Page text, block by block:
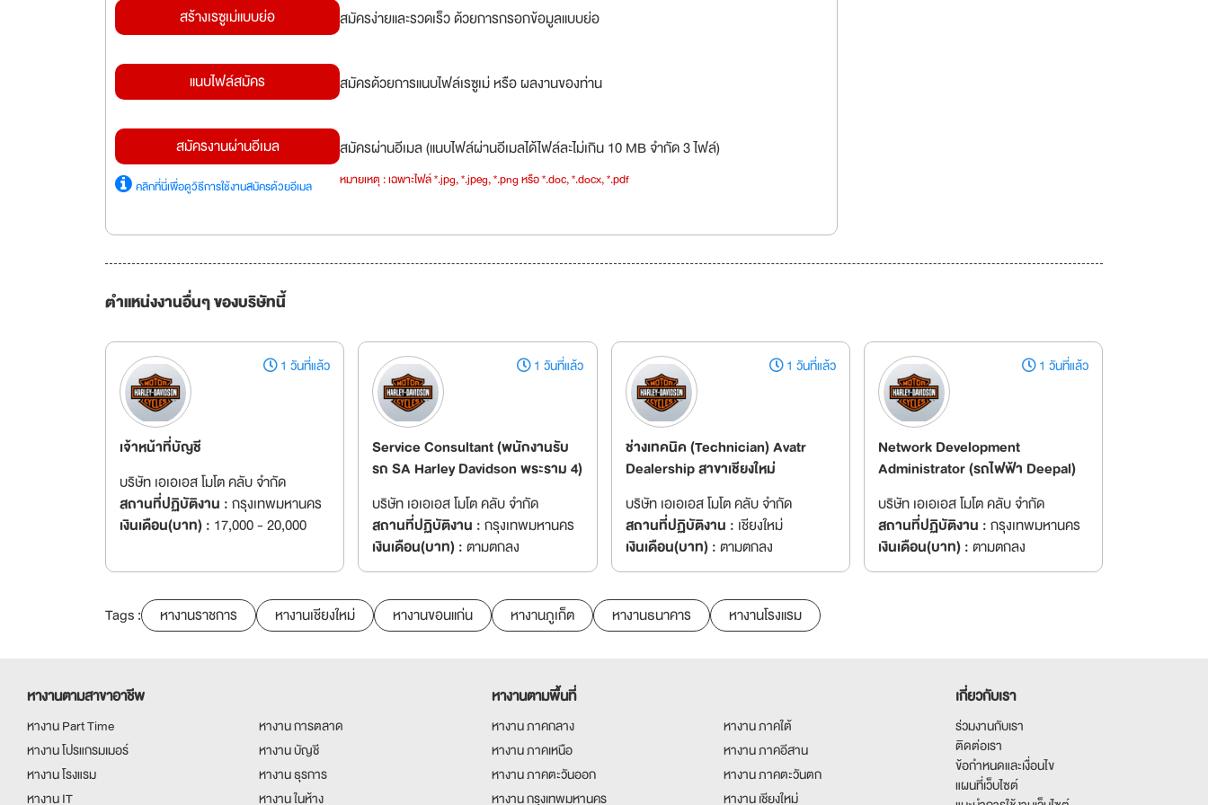
สร้างเรซูเม่แบบย่อ สมัครง่ายและรวดเร็ว ด้วยการกรอกข้อมูลแบบย่อ
แนบไฟล์สมัคร สมัครด้วยการแนบไฟล์เรซูเม่ หรือ ผลงานของท่าน
สมัครงานผ่านอีเมล
คลิกที่นี่เพื่อดูวิธีการใช้งานสมัครด้วยอีเมล
สมัครผ่านอีเมล (แนบไฟล์ผ่านอีเมลได้ไฟล์ละไม่เกิน 10 MB จำกัด 3 ไฟล์)
หมายเหตุ : เฉพาะไฟล์ *.jpg, *.jpeg, *.png หรือ *.doc, *.docx, *.pdf
ตำแหน่งงานอื่นๆ ของบริษัทนี้
1 วันที่แล้ว
เจ้าหน้าที่บัญชี
บริษัท เอเอเอส โมโต คลับ จำกัด
สถานที่ปฏิบัติงาน :กรุงเทพมหานคร
เงินเดือน(บาท) : 17,000 - 20,000
1 วันที่แล้ว
Service Consultant (พนักงานรับ
รถ SA Harley Davidson พระราม 4)
บริษัท เอเอเอส โมโต คลับ จำกัด
สถานที่ปฏิบัติงาน :กรุงเทพมหานคร
เงินเดือน(บาท) :ตามตกลง
1 วันที่แล้ว
ช่างเทคนิค (Technician) Avatr
Dealership สาขาเชียงใหม่
บริษัท เอเอเอส โมโต คลับ จำกัด
สถานที่ปฏิบัติงาน : เชียงใหม่
เงินเดือน(บาท) :ตามตกลง
1 วันที่แล้ว
Network Development
Administrator (รถไฟฟ้า Deepal)
บริษัท เอเอเอส โมโต คลับ จำกัด
สถานที่ปฏิบัติงาน :กรุงเทพมหานคร
เงินเดือน(บาท) :ตามตกลง
Tags : หางานราชการ หางานเชียงใหม่ หางานขอนแก่น หางานภูเก็ต หางานธนาคาร หางานโรงแรม
หางานตามสาขาอาชีพ
หางาน Part Time
หางาน การตลาด
หางาน โปรแกรมเมอร์
หางาน บัญชี
หางาน โรงแรม
หางาน ธุรการ
หางาน IT
หางาน ในห้าง
หางานตามพื้นที่
หางาน ภาคกลาง
หางาน ภาคใต้
หางาน ภาคเหนือ
หางาน ภาคอีสาน
หางาน ภาคตะวันออก
หางาน ภาคตะวันตก
หางาน กรุงเทพมหานคร
หางาน เชียงใหม่
เกี่ยวกับเรา
ร่วมงานกับเรา
ติดต่อเรา
ข้อกำหนดและเงื่อนไข
แผนที่เว็บไซต์